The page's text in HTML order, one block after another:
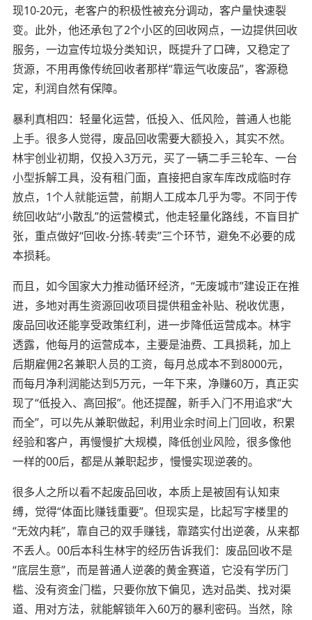
现10-20元，老客户的积极性被充分调动，客户量快速裂
变。此外，他还承包了2个小区的回收网点，一边提供回收
服务，一边宣传垃圾分类知识，既提升了口碑，又稳定了
货源，不用再像传统回收者那样“靠运气收废品”，客源稳
定，利润自然有保障。
暴利真相四：轻量化运营，低投入、低风险，普通人也能
上手。很多人觉得，废品回收需要大额投入，其实不然。
林宇创业初期，仅投入3万元，买了一辆二手三轮车、一台
小型拆解工具，没有租门面，直接把自家车库改成临时存
放点，1个人就能运营，前期人工成本几乎为零。不同于传
统回收站“小散乱”的运营模式，他走轻量化路线，不盲目扩
张，重点做好“回收-分拣-转卖”三个环节，避免不必要的成
本损耗。
而且，如今国家大力推动循环经济，“无废城市”建设正在推
进，多地对再生资源回收项目提供租金补贴、税收优惠，
废品回收还能享受政策红利，进一步降低运营成本。林宇
透露，他每月的运营成本，主要是油费、工具损耗，加上
后期雇佣2名兼职人员的工资，每月总成本不到8000元，
而每月净利润能达到5万元，一年下来，净赚60万，真正实
现了“低投入、高回报”。他还提醒，新手入门不用追求“大
而全”，可以先从兼职做起，利用业余时间上门回收，积累
经验和客户，再慢慢扩大规模，降低创业风险，很多像他
一样的00后，都是从兼职起步，慢慢实现逆袭的。
很多人之所以看不起废品回收，本质上是被固有认知束
缚，觉得“体面比赚钱重要”。但现实是，比起写字楼里的
“无效内耗”，靠自己的双手赚钱，靠踏实付出逆袭，从来都
不丢人。00后本科生林宇的经历告诉我们：废品回收不是
“底层生意”，而是普通人逆袭的黄金赛道，它没有学历门
槛、没有资金门槛，只要你放下偏见，选对品类、找对渠
道、用对方法，就能解锁年入60万的暴利密码。当然，除